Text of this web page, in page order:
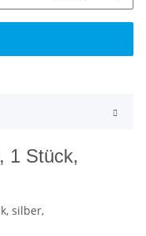
1 Stück,
silber,